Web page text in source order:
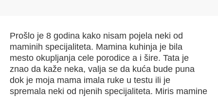
Prošlo je 8 godina kako nisam pojela neki od
maminih specijaliteta. Mamina kuhinja je bila
mesto okupljanja cele porodice a i šire. Tata je
znao da kaže neka, valja se da kuća bude puna
dok je moja mama imala ruke u testu ili je
spremala neki od njenih specijaliteta. Miris mamine